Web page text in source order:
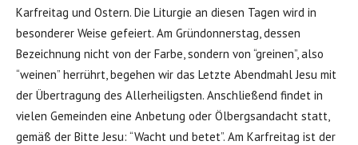
Karfreitag und Ostern. Die Liturgie an diesen Tagen wird in
besonderer Weise gefeiert. Am Gründonnerstag, dessen
Bezeichnung nicht von der Farbe, sondern von “greinen”, also
“weinen” herrührt, begehen wir das Letzte Abendmahl Jesu mit
der Übertragung des Allerheiligsten. Anschließend findet in
vielen Gemeinden eine Anbetung oder Ölbergsandacht statt,
gemäß der Bitte Jesu: “Wacht und betet”. Am Karfreitag ist der